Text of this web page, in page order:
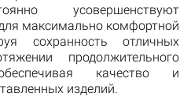
усовершенствуют
максимально комфортной
сохранность отличных
продолжительного
качество и
изделий.